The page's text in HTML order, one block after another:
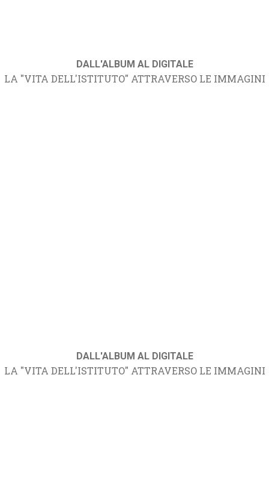
DALL'ALBUM AL DIGITALE
LA "VITA DELL'ISTITUTO" ATTRAVERSO LE IMMAGINI
DALL'ALBUM AL DIGITALE
LA "VITA DELL'ISTITUTO" ATTRAVERSO LE IMMAGINI